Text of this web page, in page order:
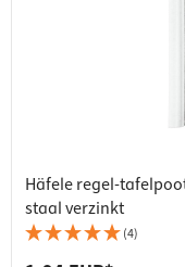
Häfele regel-
staal verzinkt
(4)